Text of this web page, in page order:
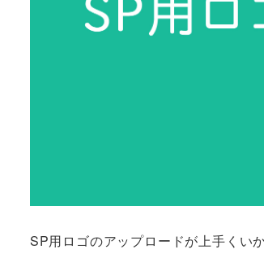
SP用ロゴのアップロードが上手くい